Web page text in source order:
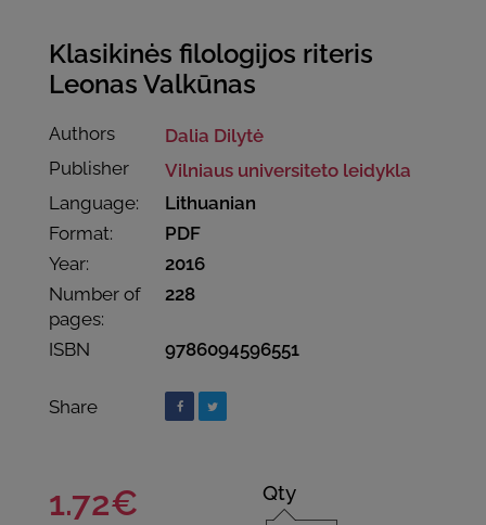
Klasikinės filologijos riteris
Leonas Valkūnas
Authors
Dalia Dilytė
Publisher
Vilniaus universiteto leidykla
Language:
Lithuanian
Format:
PDF
Year:
2016
Number of
pages:
228
ISBN 9786094596551
Share
1.72€ Qty